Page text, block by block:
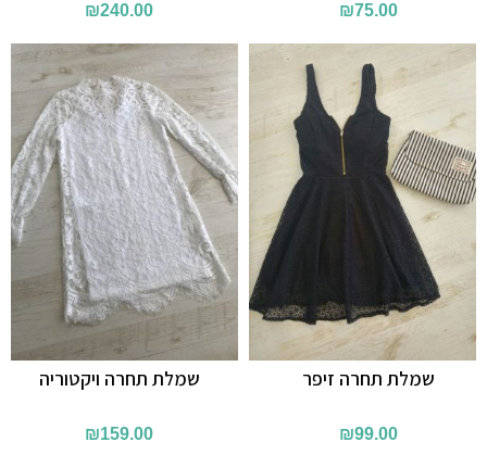
₪240.00 ₪75.00
שמלת תחרה ויקטוריה
₪159.00
שמלת תחרה זיפר
₪99.00